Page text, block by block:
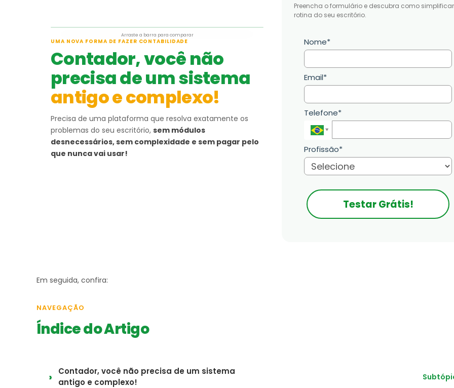
Antes
Arraste a barra para comparar
UMA NOVA FORMA DE FAZER CONTABILIDADE
Contador, você não
precisa de um sistema
antigo e complexo!
Precisa de uma plataforma que resolva exatamente os
problemas do seu escritório, sem módulos
desnecessários, sem complexidade e sem pagar pelo
que nunca vai usar!
Preencha o formulário e descubra como
rotina do seu escritório.
Nome*
Email*
Telefone*
Profissão*
Testar Grátis!
Em seguida, confira:
NAVEGAÇÃO
Índice do Artigo
Contador, você não precisa de um sistema
antigo e complexo!